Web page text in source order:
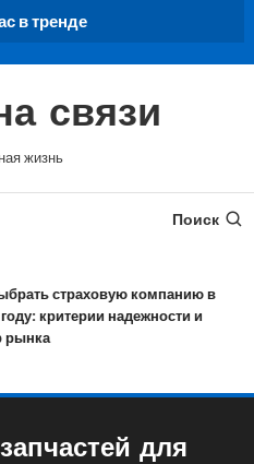
в тренде
связи
жизнь
Поиск
страховую компанию в
критерии надежности и
для